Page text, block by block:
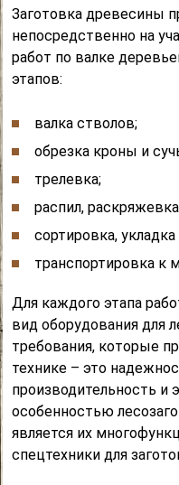
Заготовка древесины
непосредственно на
работ по валке
этапов:
валка стволов;
обрезка кроны и
трелевка;
распил,
сортировка,
транспортировка к
Для каждого этапа
вид оборудования для
требования, которые
технике – это
производительность и
особенностью
является их
спецтехники для